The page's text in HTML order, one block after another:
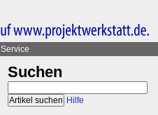
Service
Suchen
Hilfe